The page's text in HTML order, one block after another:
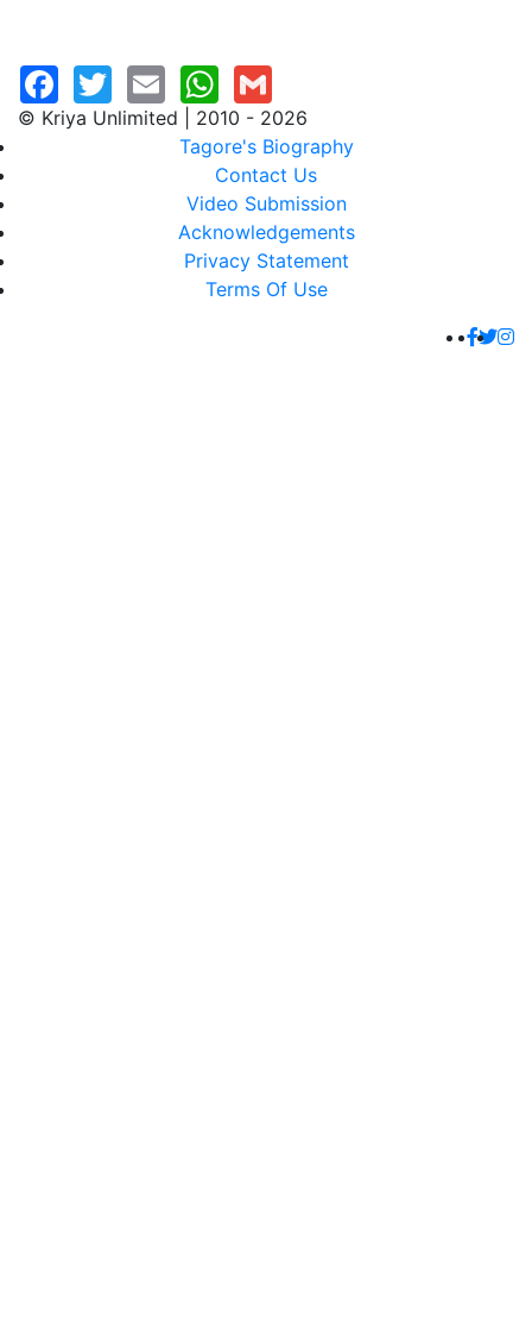
© Kriya Unlimited | 2010 - 2026
Tagore's Biography
Contact Us
Video Submission
Acknowledgements
Privacy Statement
Terms Of Use